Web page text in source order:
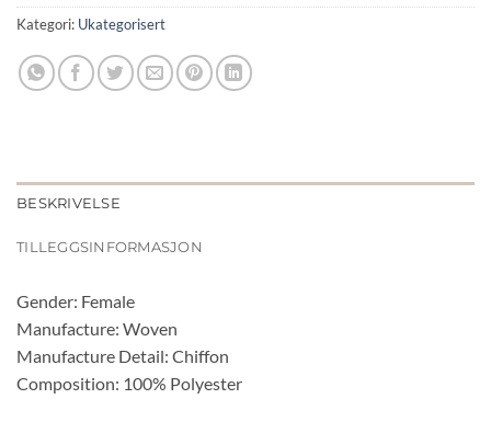
Kategori: Ukategorisert
BESKRIVELSE
TILLEGGSINFORMASJON
Gender: Female
Manufacture: Woven
Manufacture Detail: Chiffon
Composition: 100% Polyester